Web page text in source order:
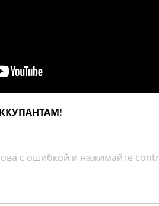
с ошибкой и нажимайте